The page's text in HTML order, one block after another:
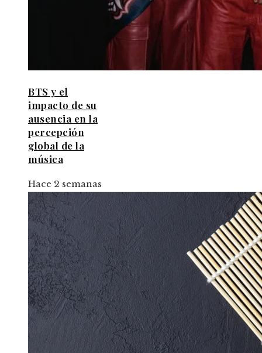
BTS y el
impacto de su
ausencia en la
percepción
global de la
música
Hace 2 semanas